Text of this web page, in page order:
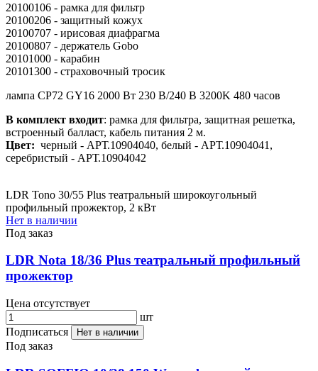
20100106 - рамка для фильтр
20100206 - защитный кожух
20100707 - ирисовая диафрагма
20100807 - держатель Gobo
20101000 - карабин
20101300 - страховочный тросик
лампа CP72 GY16 2000 Вт 230 В/240 В 3200K 480 часов
В комплект входит: рамка для фильтра, защитная решетка,
встроенный балласт, кабель питания 2 м.
Цвет: черный - АРТ.10904040, белый - АРТ.10904041,
серебристый - АРТ.10904042
LDR Tono 30/55 Plus театральный широкоугольный
профильный прожектор, 2 кВт
Нет в наличии
Под заказ
LDR Nota 18/36 Plus театральный профильный
прожектор
Цена отсутствует
шт
Подписаться
Нет в наличии
Под заказ